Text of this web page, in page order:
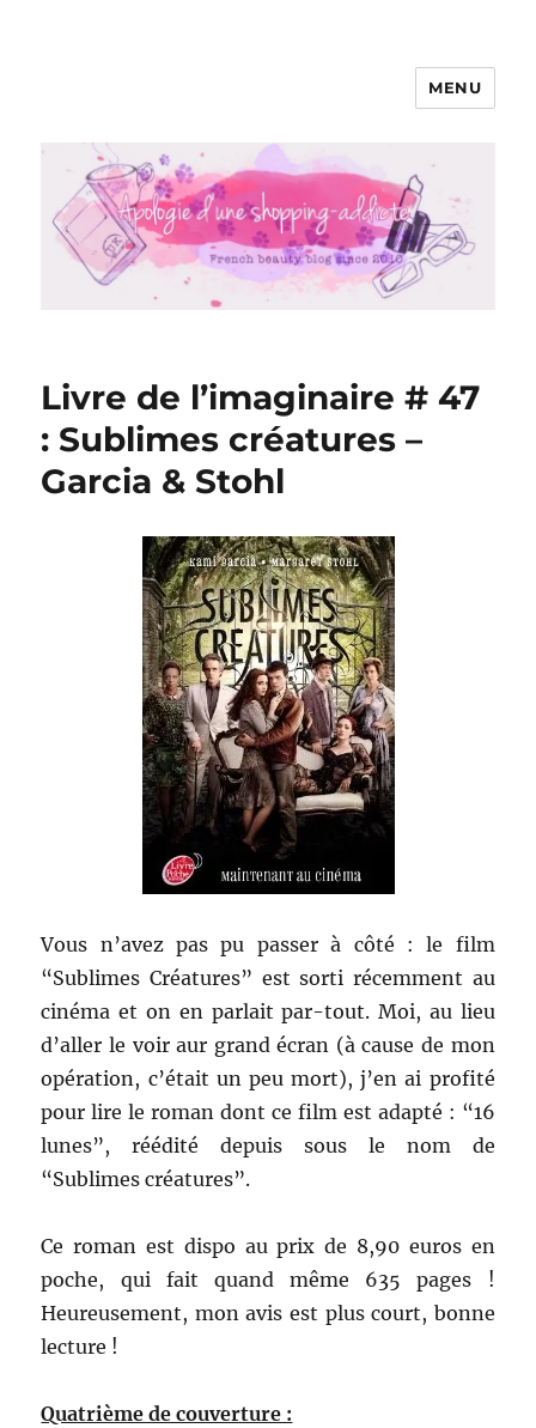
Apologie d'une Shopping-addicte
MENU
Livre de l’imaginaire # 47
: Sublimes créatures –
Garcia & Stohl
Vous n’avez pas pu passer à côté : le film
“Sublimes Créatures” est sorti récemment au
cinéma et on en parlait par-tout. Moi, au lieu
d’aller le voir aur grand écran (à cause de mon
opération, c’était un peu mort), j’en ai profité
pour lire le roman dont ce film est adapté : “16
lunes”, réédité depuis sous le nom de
“Sublimes créatures”.
Ce roman est dispo au prix de 8,90 euros en
poche, qui fait quand même 635 pages !
Heureusement, mon avis est plus court, bonne
lecture !
Quatrième de couverture :